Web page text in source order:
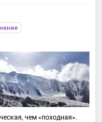
чем «походная».